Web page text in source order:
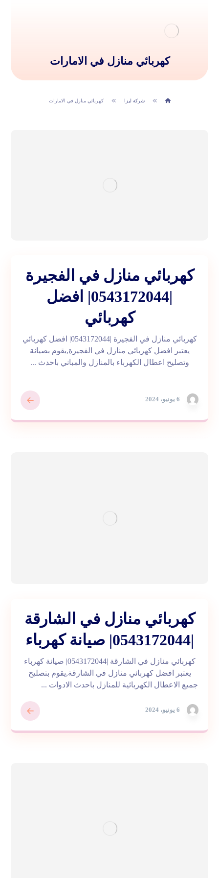
كهربائي منازل في الامارات
شركة ليزا كهربائي منازل في الامارات
كهربائي منازل في الفجيرة
|0543172044| افضل
كهربائي
6 يونيو، 2024
كهربائي منازل في الفجيرة |0543172044| افضل كهربائي
يعتبر افضل كهربائي منازل في الفجيرة,يقوم بصيانة
وتصليح اعطال الكهرباء بالمنازل والمباني باحدث ...
كهربائي منازل في الشارقة
|0543172044| صيانة كهرباء
6 يونيو، 2024
كهربائي منازل في الشارقة |0543172044| صيانة كهرباء
يعتبر افضل كهربائي منازل في الشارقة,يقوم بتصليح
جميع الاعطال الكهربائية للمنازل باحدث الادوات ...